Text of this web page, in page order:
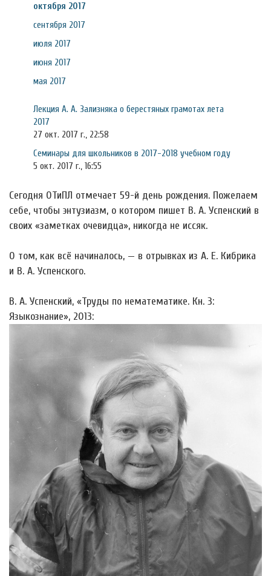
октября 2017
сентября 2017
июля 2017
июня 2017
мая 2017
Лекция А. А. Зализняка о берестяных грамотах лета
2017
27 окт. 2017 г., 22:58
Семинары для школьников в 2017-2018 учебном году
5 окт. 2017 г., 16:55
Сегодня ОТиПЛ отмечает 59-й день рождения. Пожелаем
себе, чтобы энтузиазм, о котором пишет В. А. Успенский в
своих «заметках очевидца», никогда не иссяк.
О том, как всё начиналось, — в отрывках из А. Е. Кибрика
и В. А. Успенского.
В. А. Успенский, «Труды по нематематике. Кн. 3:
Языкознание», 2013: